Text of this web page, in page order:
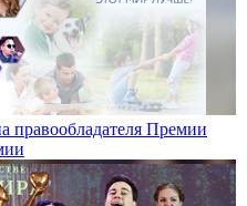
правообладателя Премии